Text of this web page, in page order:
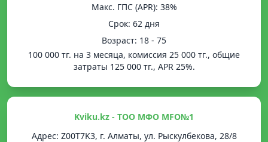
Mакс. ГПС (APR): 38%
Срок: 62 дня
Возраст: 18 - 75
100 000 тг. на 3 месяца, комиссия 25 000 тг., общие
затраты 125 000 тг., APR 25%.
Kviku.kz - ТОО МФО MFO№1
Адрес: Z00T7K3, г. Алматы, ул. Рыскулбекова, 28/8